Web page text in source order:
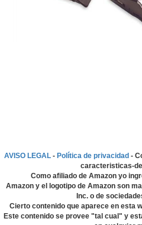
AVISO LEGAL -Política de privacidad -
caracteristicas-
Como afiliado de Amazon yo
Amazon y el logotipo de Amazon son
Inc. o de
Cierto contenido que aparece en esta
Este contenido se provee "tal cual" y